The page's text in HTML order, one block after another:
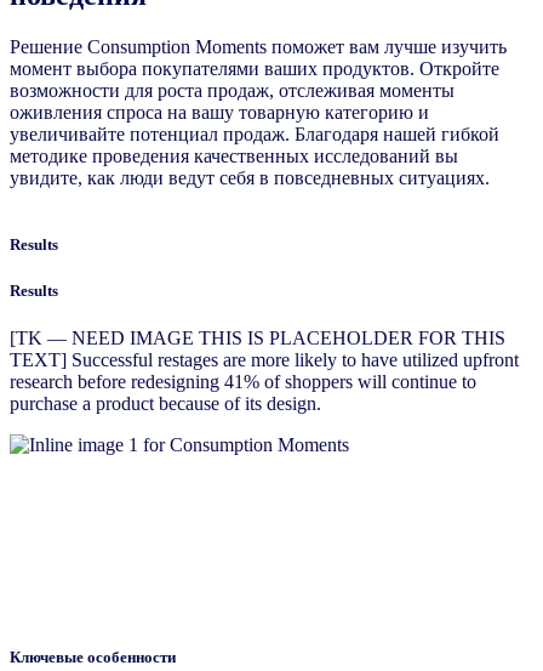
Решение Consumption Moments поможет вам лучше изучить
момент выбора покупателями ваших продуктов. Откройте
возможности для роста продаж, отслеживая моменты
оживления спроса на вашу товарную категорию и
увеличивайте потенциал продаж. Благодаря нашей гибкой
методике проведения качественных исследований вы
увидите, как люди ведут себя в повседневных ситуациях.
Results
Results
[TK — NEED IMAGE THIS IS PLACEHOLDER FOR THIS
TEXT] Successful restages are more likely to have utilized upfront
research before redesigning 41% of shoppers will continue to
purchase a product because of its design.
Ключевые особенности